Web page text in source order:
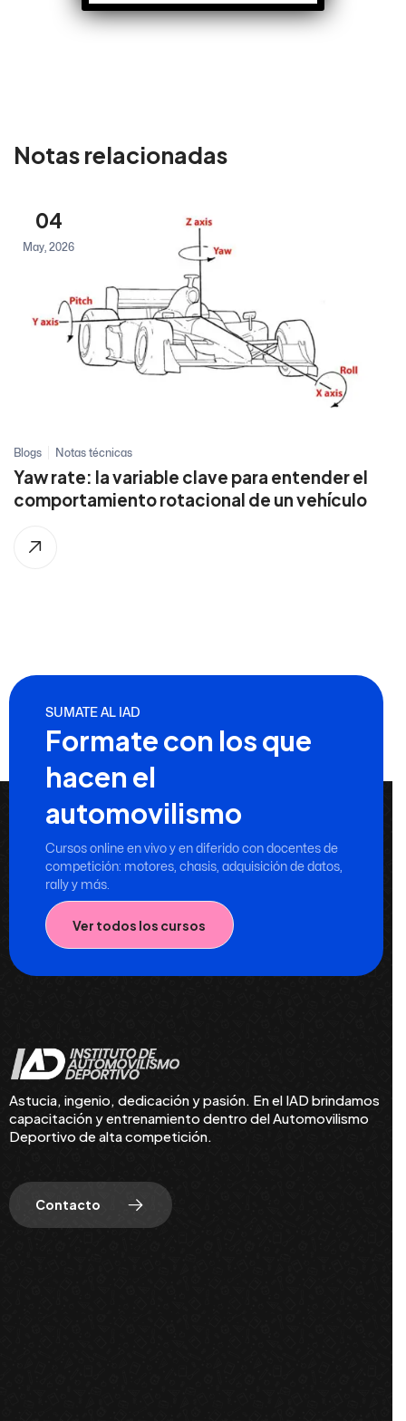
Notas relacionadas
04
May, 2026
Blogs Notas técnicas
Yaw rate: la variable clave para entender el
comportamiento rotacional de un vehículo
SUMATE AL IAD
Formate con los que
hacen el
automovilismo
Cursos online en vivo y en diferido con docentes de
competición: motores, chasis, adquisición de datos,
rally y más.
Ver todos los cursos
Astucia, ingenio, dedicación y pasión. En el IAD brindamos
capacitación y entrenamiento dentro del Automovilismo
Deportivo de alta competición.
Contacto